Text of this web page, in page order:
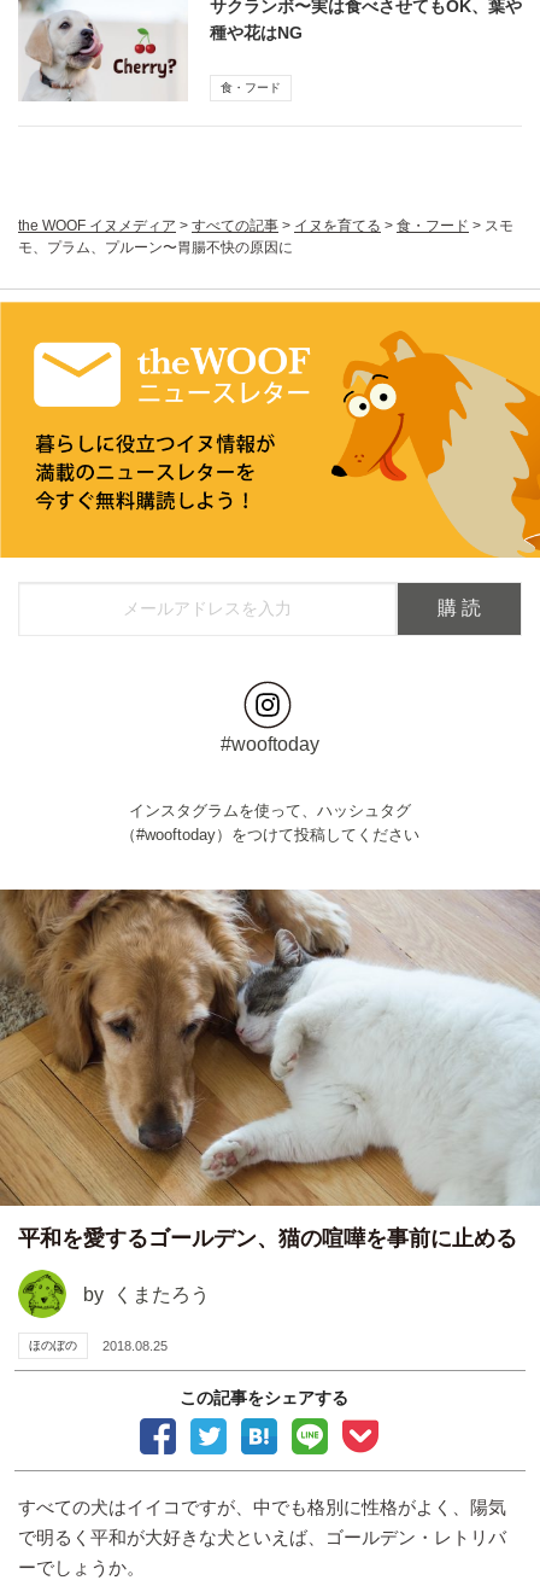
サクランボ〜実は食べさせてもOK、葉や
種や花はNG
食・フード
the WOOF イヌメディア > すべての記事 > イヌを育てる > 食・フード > スモ
モ、プラム、プルーン〜胃腸不快の原因に
#wooftoday
インスタグラムを使って、ハッシュタグ
（#wooftoday）をつけて投稿してください
平和を愛するゴールデン、猫の喧嘩を事前に止める
by くまたろう
ほのぼの 2018.08.25
この記事をシェアする
すべての犬はイイコですが、中でも格別に性格がよく、陽気
で明るく平和が大好きな犬といえば、ゴールデン・レトリバ
ーでしょうか。